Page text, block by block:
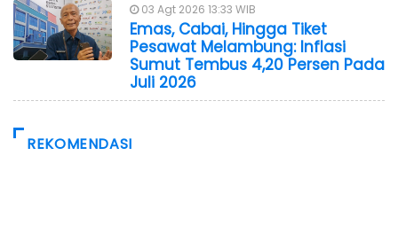
03 Agt 2026 13:33 WIB
Emas, Cabai, Hingga Tiket
Pesawat Melambung: Inflasi
Sumut Tembus 4,20 Persen Pada
Juli 2026
REKOMENDASI